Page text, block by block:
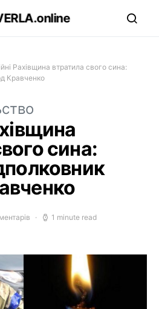
Рахівщина втратила свого сина:
Кравченко
сина:
1 minute read